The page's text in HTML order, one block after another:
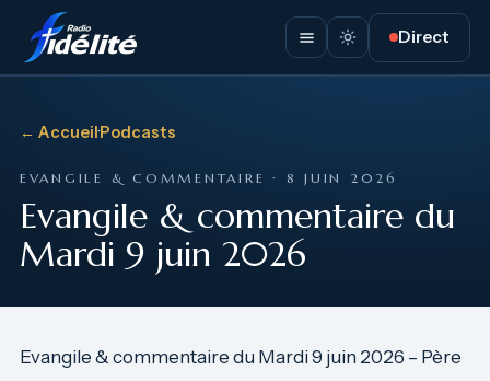
Direct
← Accueil·Podcasts
EVANGILE & COMMENTAIRE · 8 JUIN 2026
Evangile & commentaire du
Mardi 9 juin 2026
Evangile & commentaire du Mardi 9 juin 2026 – Père